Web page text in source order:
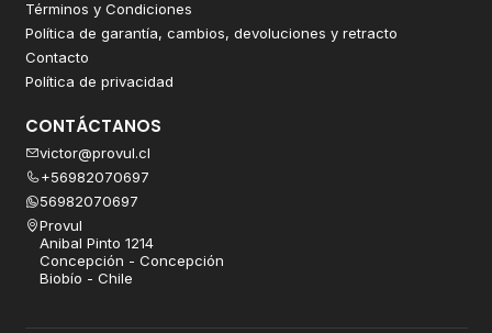
Términos y Condiciones
Política de garantía, cambios, devoluciones y retracto
Contacto
Política de privacidad
CONTÁCTANOS
victor@provul.cl
+56982070697
56982070697
Provul
Anibal Pinto 1214
Concepción - Concepción
Biobío - Chile